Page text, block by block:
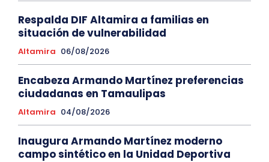
Respalda DIF Altamira a familias en
situación de vulnerabilidad
Altamira 06/08/2026
Encabeza Armando Martínez preferencias
ciudadanas en Tamaulipas
Altamira 04/08/2026
Inaugura Armando Martínez moderno
campo sintético en la Unidad Deportiva